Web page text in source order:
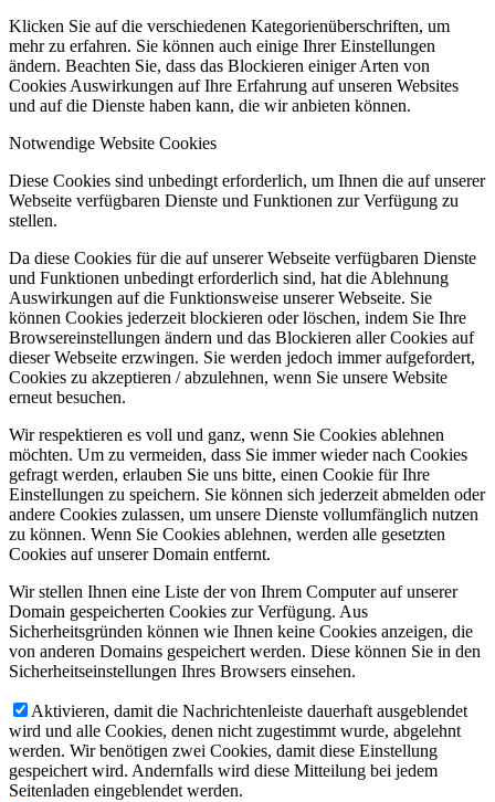
Klicken Sie auf die verschiedenen Kategorienüberschriften, um
mehr zu erfahren. Sie können auch einige Ihrer Einstellungen
ändern. Beachten Sie, dass das Blockieren einiger Arten von
Cookies Auswirkungen auf Ihre Erfahrung auf unseren Websites
und auf die Dienste haben kann, die wir anbieten können.
Notwendige Website Cookies
Diese Cookies sind unbedingt erforderlich, um Ihnen die auf unserer
Webseite verfügbaren Dienste und Funktionen zur Verfügung zu
stellen.
Da diese Cookies für die auf unserer Webseite verfügbaren Dienste
und Funktionen unbedingt erforderlich sind, hat die Ablehnung
Auswirkungen auf die Funktionsweise unserer Webseite. Sie
können Cookies jederzeit blockieren oder löschen, indem Sie Ihre
Browsereinstellungen ändern und das Blockieren aller Cookies auf
dieser Webseite erzwingen. Sie werden jedoch immer aufgefordert,
Cookies zu akzeptieren / abzulehnen, wenn Sie unsere Website
erneut besuchen.
Wir respektieren es voll und ganz, wenn Sie Cookies ablehnen
möchten. Um zu vermeiden, dass Sie immer wieder nach Cookies
gefragt werden, erlauben Sie uns bitte, einen Cookie für Ihre
Einstellungen zu speichern. Sie können sich jederzeit abmelden oder
andere Cookies zulassen, um unsere Dienste vollumfänglich nutzen
zu können. Wenn Sie Cookies ablehnen, werden alle gesetzten
Cookies auf unserer Domain entfernt.
Wir stellen Ihnen eine Liste der von Ihrem Computer auf unserer
Domain gespeicherten Cookies zur Verfügung. Aus
Sicherheitsgründen können wie Ihnen keine Cookies anzeigen, die
von anderen Domains gespeichert werden. Diese können Sie in den
Sicherheitseinstellungen Ihres Browsers einsehen.
Aktivieren, damit die Nachrichtenleiste dauerhaft ausgeblendet
wird und alle Cookies, denen nicht zugestimmt wurde, abgelehnt
werden. Wir benötigen zwei Cookies, damit diese Einstellung
gespeichert wird. Andernfalls wird diese Mitteilung bei jedem
Seitenladen eingeblendet werden.